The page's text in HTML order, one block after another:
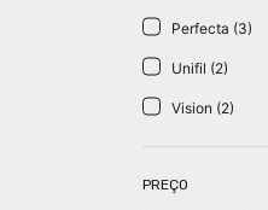
Perfecta (3)
Unifil (2)
Vision (2)
PREÇO